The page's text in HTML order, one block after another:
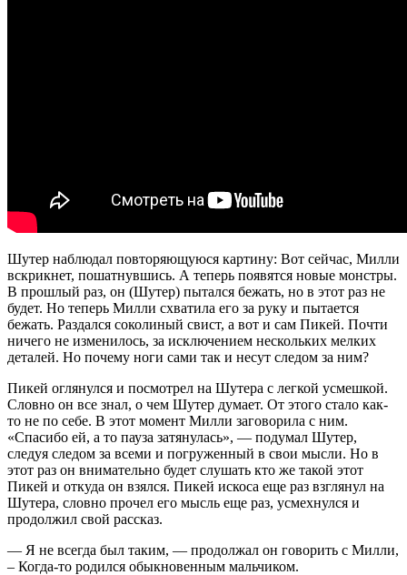
Шутер наблюдал повторяющуюся картину: Вот сейчас, Милли
вскрикнет, пошатнувшись. А теперь появятся новые монстры.
В прошлый раз, он (Шутер) пытался бежать, но в этот раз не
будет. Но теперь Милли схватила его за руку и пытается
бежать. Раздался соколиный свист, а вот и сам Пикей. Почти
ничего не изменилось, за исключением нескольких мелких
деталей. Но почему ноги сами так и несут следом за ним?
Пикей оглянулся и посмотрел на Шутера с легкой усмешкой.
Словно он все знал, о чем Шутер думает. От этого стало как-
то не по себе. В этот момент Милли заговорила с ним.
«Спасибо ей, а то пауза затянулась», — подумал Шутер,
следуя следом за всеми и погруженный в свои мысли. Но в
этот раз он внимательно будет слушать кто же такой этот
Пикей и откуда он взялся. Пикей искоса еще раз взглянул на
Шутера, словно прочел его мысль еще раз, усмехнулся и
продолжил свой рассказ.
— Я не всегда был таким, — продолжал он говорить с Милли,
– Когда-то родился обыкновенным мальчиком.